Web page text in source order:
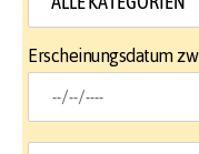
Erscheinungsdatum